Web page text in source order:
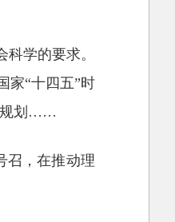
学的要求。
家“十四五”时
规划……
召，在推动理